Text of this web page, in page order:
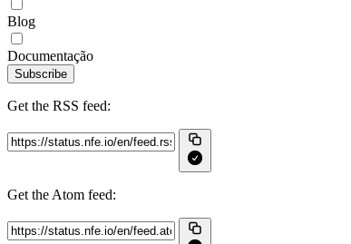
Blog
Documentação
Subscribe
Get the RSS feed:
Get the Atom feed: